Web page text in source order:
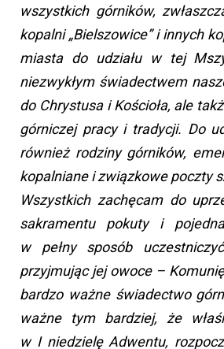
wszystkich górników,
kopalni „Bielszowice” i innych
miasta do udziału w tej
niezwykłym świadectwem
do Chrystusa i Kościoła, ale
górniczej pracy i tradycji. Do
również rodziny górników,
kopalniane i związkowe poczty
Wszystkich zachęcam do
sakramentu pokuty i
w pełny sposób
przyjmując jej owoce –
bardzo ważne świadectwo
ważne tym bardziej, że
w I niedzielę Adwentu,